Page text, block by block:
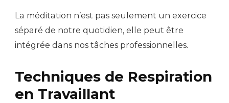
La méditation n’est pas seulement un exercice
séparé de notre quotidien, elle peut être
intégrée dans nos tâches professionnelles.
Techniques de Respiration
en Travaillant